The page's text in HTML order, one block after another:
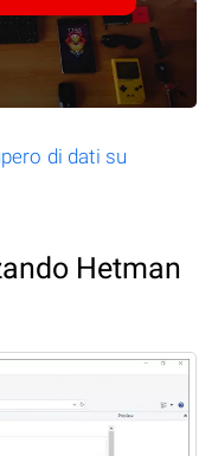
di dati su
Hetman